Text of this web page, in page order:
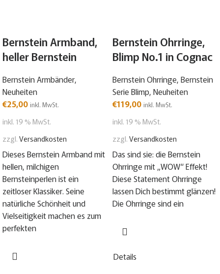
Bernstein Armband,
heller Bernstein
Bernstein Armbänder,
Neuheiten
€25,00 inkl. MwSt.
inkl. 19 % MwSt.
zzgl.Versandkosten
Dieses Bernstein Armband mit
hellen, milchigen
Bernsteinperlen ist ein
zeitloser Klassiker. Seine
natürliche Schönheit und
Vielseitigkeit machen es zum
perfekten
Bernstein Ohrringe,
Blimp No.1 in Cognac
Bernstein Ohrringe, Bernstein
Serie Blimp, Neuheiten
€119,00 inkl. MwSt.
inkl. 19 % MwSt.
zzgl.Versandkosten
Das sind sie: die Bernstein
Ohrringe mit „WOW“ Effekt!
Diese Statement Ohrringe
lassen Dich bestimmt glänzen!
Die Ohrringe sind ein
Details